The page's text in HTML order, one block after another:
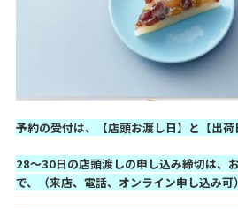
予約の受付は、【店頭お渡し日】と【出荷
28〜30日の店頭渡しの申し込み締切は、
で、（来店、電話、オンライン申し込み可）